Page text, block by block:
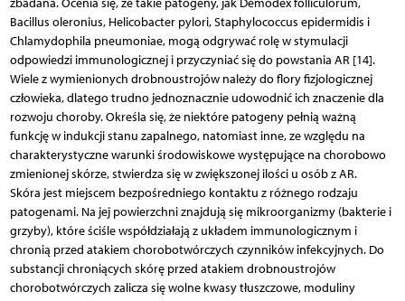
Bacillus oleronius, Helicobacter pylori, Staphylococcus epidermidis i
Chlamydophila pneumoniae, mogą odgrywać rolę w stymulacji
odpowiedzi immunologicznej i przyczyniać się do powstania AR [14].
Wiele z wymienionych drobnoustrojów należy do flory fizjologicznej
człowieka, dlatego trudno jednoznacznie udowodnić ich znaczenie dla
rozwoju choroby. Określa się, że niektóre patogeny pełnią ważną
funkcję w indukcji stanu zapalnego, natomiast inne, ze względu na
charakterystyczne warunki środowiskowe występujące na chorobowo
zmienionej skórze, stwierdza się w zwiększonej ilości u osób z AR.
Skóra jest miejscem bezpośredniego kontaktu z różnego rodzaju
patogenami. Na jej powierzchni znajdują się mikroorganizmy (bakterie i
grzyby), które ściśle współdziałają z układem immunologicznym i
chronią przed atakiem chorobotwórczych czynników infekcyjnych. Do
substancji chroniących skórę przed atakiem drobnoustrojów
chorobotwórczych zalicza się wolne kwasy tłuszczowe, moduliny